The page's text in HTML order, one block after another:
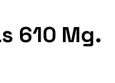
610 Mg.